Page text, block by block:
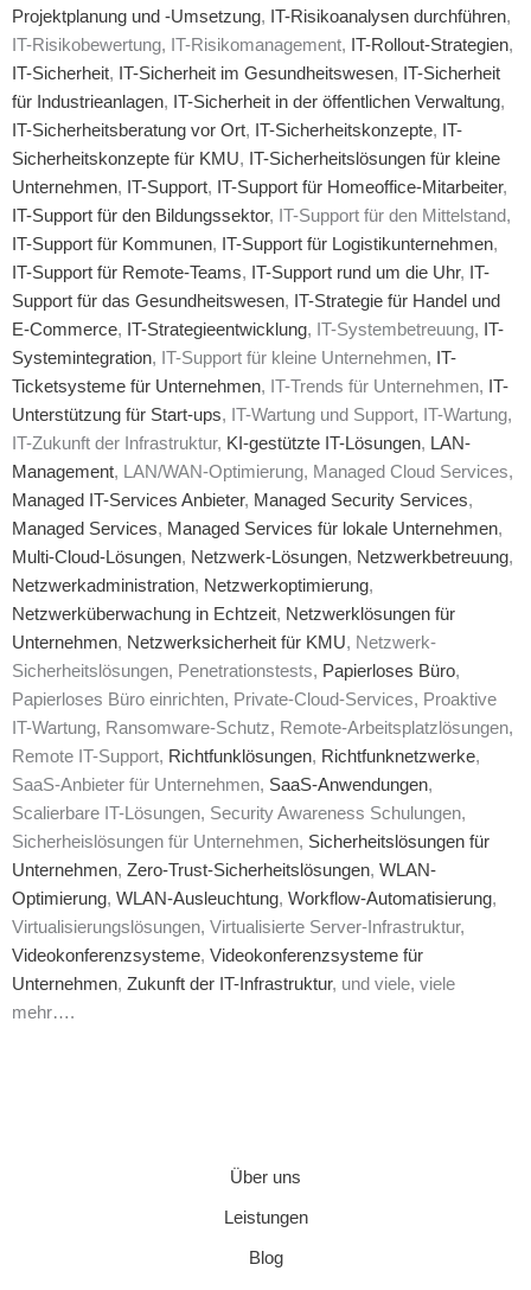
Projektplanung und -Umsetzung, IT-Risikoanalysen durchführen,
IT-Risikobewertung, IT-Risikomanagement, IT-Rollout-Strategien,
IT-Sicherheit, IT-Sicherheit im Gesundheitswesen, IT-Sicherheit
für Industrieanlagen, IT-Sicherheit in der öffentlichen Verwaltung,
IT-Sicherheitsberatung vor Ort, IT-Sicherheitskonzepte, IT-
Sicherheitskonzepte für KMU, IT-Sicherheitslösungen für kleine
Unternehmen, IT-Support, IT-Support für Homeoffice-Mitarbeiter,
IT-Support für den Bildungssektor, IT-Support für den Mittelstand,
IT-Support für Kommunen, IT-Support für Logistikunternehmen,
IT-Support für Remote-Teams, IT-Support rund um die Uhr, IT-
Support für das Gesundheitswesen, IT-Strategie für Handel und
E-Commerce, IT-Strategieentwicklung, IT-Systembetreuung, IT-
Systemintegration, IT-Support für kleine Unternehmen, IT-
Ticketsysteme für Unternehmen, IT-Trends für Unternehmen, IT-
Unterstützung für Start-ups, IT-Wartung und Support, IT-Wartung,
IT-Zukunft der Infrastruktur, KI-gestützte IT-Lösungen, LAN-
Management, LAN/WAN-Optimierung, Managed Cloud Services,
Managed IT-Services Anbieter, Managed Security Services,
Managed Services, Managed Services für lokale Unternehmen,
Multi-Cloud-Lösungen, Netzwerk-Lösungen, Netzwerkbetreuung,
Netzwerkadministration, Netzwerkoptimierung,
Netzwerküberwachung in Echtzeit, Netzwerklösungen für
Unternehmen, Netzwerksicherheit für KMU, Netzwerk-
Sicherheitslösungen, Penetrationstests, Papierloses Büro,
Papierloses Büro einrichten, Private-Cloud-Services, Proaktive
IT-Wartung, Ransomware-Schutz, Remote-Arbeitsplatzlösungen,
Remote IT-Support, Richtfunklösungen, Richtfunknetzwerke,
SaaS-Anbieter für Unternehmen, SaaS-Anwendungen,
Scalierbare IT-Lösungen, Security Awareness Schulungen,
Sicherheislösungen für Unternehmen, Sicherheitslösungen für
Unternehmen, Zero-Trust-Sicherheitslösungen, WLAN-
Optimierung, WLAN-Ausleuchtung, Workflow-Automatisierung,
Virtualisierungslösungen, Virtualisierte Server-Infrastruktur,
Videokonferenzsysteme, Videokonferenzsysteme für
Unternehmen, Zukunft der IT-Infrastruktur, und viele, viele
mehr….
Über uns
Leistungen
Blog